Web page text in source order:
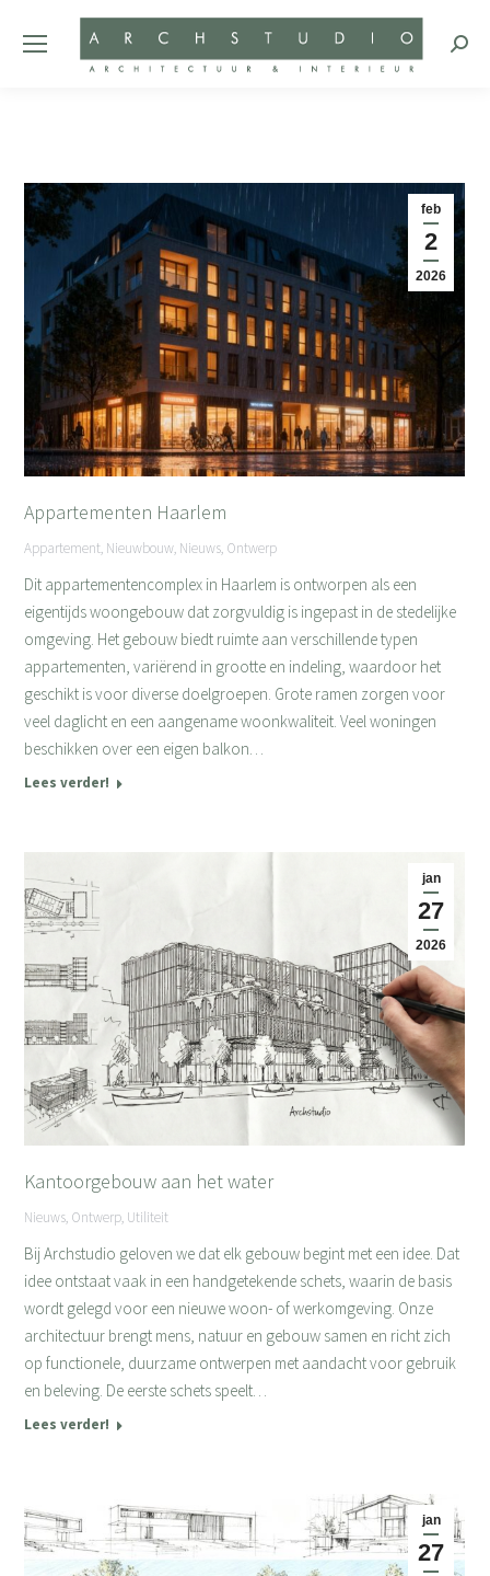
feb
2
2026
Appartementen Haarlem
Appartement, Nieuwbouw, Nieuws, Ontwerp
Dit appartementencomplex in Haarlem is ontworpen als een
eigentijds woongebouw dat zorgvuldig is ingepast in de stedelijke
omgeving. Het gebouw biedt ruimte aan verschillende typen
appartementen, variërend in grootte en indeling, waardoor het
geschikt is voor diverse doelgroepen. Grote ramen zorgen voor
veel daglicht en een aangename woonkwaliteit. Veel woningen
beschikken over een eigen balkon…
Lees verder!
jan
27
2026
Kantoorgebouw aan het water
Nieuws, Ontwerp, Utiliteit
Bij Archstudio geloven we dat elk gebouw begint met een idee. Dat
idee ontstaat vaak in een handgetekende schets, waarin de basis
wordt gelegd voor een nieuwe woon- of werkomgeving. Onze
architectuur brengt mens, natuur en gebouw samen en richt zich
op functionele, duurzame ontwerpen met aandacht voor gebruik
en beleving. De eerste schets speelt…
Lees verder!
jan
27